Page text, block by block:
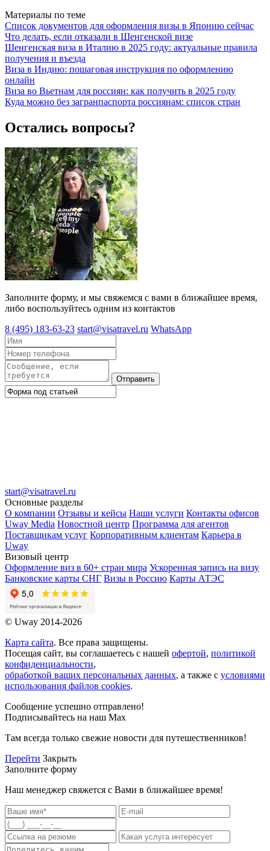
Материалы по теме
Список документов для оформления визы в Японию сейчас
Что делать, если отказали в Шенгенской визе
Шенгенская виза в Италию в 2025 году: актуальные правила
получения и въезда
Виза в Индию: пошаговая инструкция по оформлению
онлайн
Виза во Вьетнам для россиян: как получить в 2025 году
Куда можно без загранпаспорта россиянам: список стран
Остались вопросы?
Заполните форму, и мы свяжемся с вами в ближайшее время,
либо воспользуйтесь одним из контактов
8 (495) 183-63-23 start@visatravel.ru WhatsApp
Отправить
start@visatravel.ru
Основные разделы
О компании Отзывы и кейсы Наши услуги Контакты офисов
Uway Media Новостной центр Программа для агентов
Поставщикам услуг Корпоративным клиентам Карьера в
Uway
Визовый центр
Оформление виз в 60+ стран мира Ускоренная запись на визу
Банковские карты СНГ Визы в Россию Карты АТЭС
© Uway 2014-2026
Карта сайта. Все права защищены.
Посещая сайт, вы соглашаетесь с нашей офертой, политикой
конфиденциальности,
обработкой ваших персональных данных, а также с условиями
использования файлов cookies.
Сообщение успешно отправлено!
Подписывайтесь на наш Max
Там всегда только свежие новости для путешественников!
Перейти Закрыть
Заполните форму
Наш менеджер свяжется с Вами в ближайшее время!